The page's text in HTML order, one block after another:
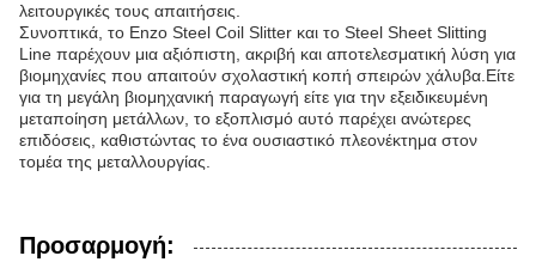
λειτουργικές τους απαιτήσεις.
Συνοπτικά, το Enzo Steel Coil Slitter και το Steel Sheet Slitting
Line παρέχουν μια αξιόπιστη, ακριβή και αποτελεσματική λύση για
βιομηχανίες που απαιτούν σχολαστική κοπή σπειρών χάλυβα.Είτε
για τη μεγάλη βιομηχανική παραγωγή είτε για την εξειδικευμένη
μεταποίηση μετάλλων, το εξοπλισμό αυτό παρέχει ανώτερες
επιδόσεις, καθιστώντας το ένα ουσιαστικό πλεονέκτημα στον
τομέα της μεταλλουργίας.
Προσαρμογή: